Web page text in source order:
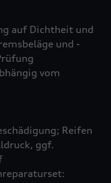
auf Dichtheit und
und -
vom
Reifen
ggf.